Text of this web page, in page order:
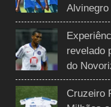
revelado
do
Cruzeiro